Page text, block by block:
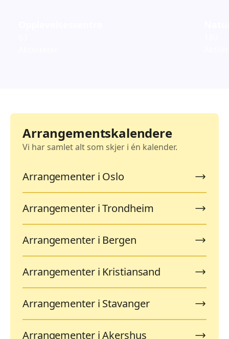
Arrangementskalendere
Vi har samlet alt som skjer i én kalender.
Arrangementer i Oslo
Arrangementer i Trondheim
Arrangementer i Bergen
Arrangementer i Kristiansand
Arrangementer i Stavanger
Arrangementer i Akershus